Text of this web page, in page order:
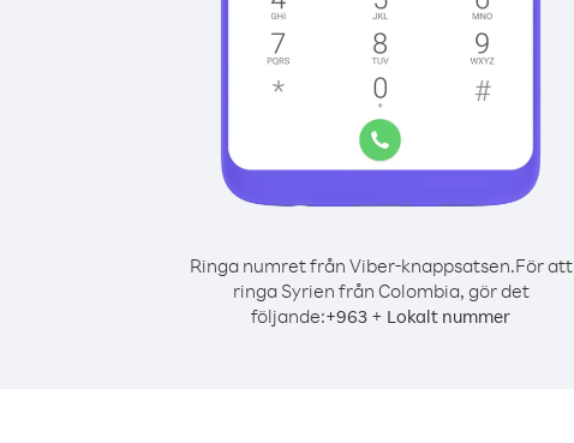
Ringa numret från Viber-knappsatsen.För att
ringa Syrien från Colombia, gör det
följande:+963 + Lokalt nummer